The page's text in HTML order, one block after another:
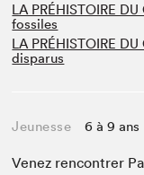
LA PRÉHISTOIRE
fossiles
LA PRÉHISTOIRE
disparus
Jeunesse 6 à 9 ans
Venez ren­con­tr­er